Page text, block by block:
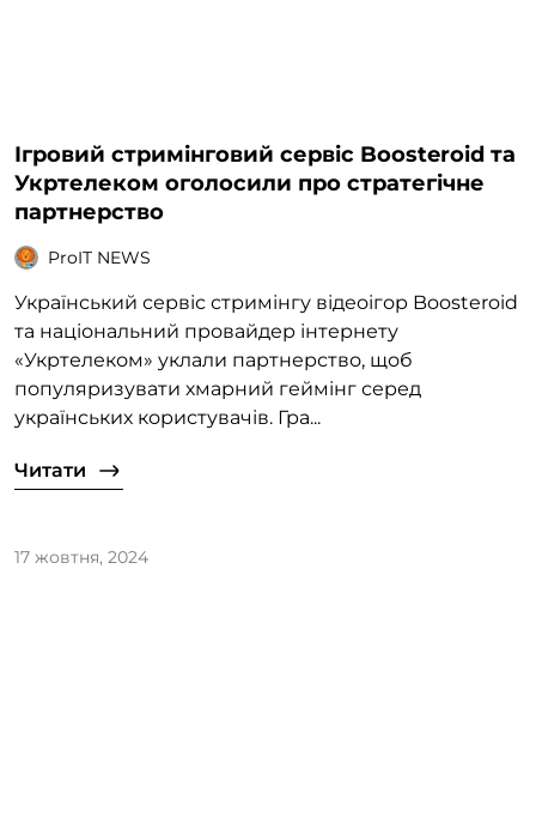
Ігровий стримінговий сервіс Boosteroid та
Укртелеком оголосили про стратегічне
партнерство
ProIT NEWS
Український сервіс стримінгу відеоігор Boosteroid
та національний провайдер інтернету
«Укртелеком» уклали партнерство, щоб
популяризувати хмарний геймінг серед
українських користувачів. Гра...
Читати
17 жовтня, 2024